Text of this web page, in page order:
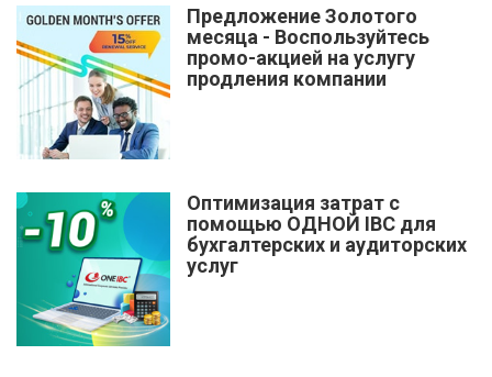
Предложение Золотого
месяца - Воспользуйтесь
промо-акцией на услугу
продления компании
Оптимизация затрат с
помощью ОДНОЙ IBC для
бухгалтерских и аудиторских
услуг